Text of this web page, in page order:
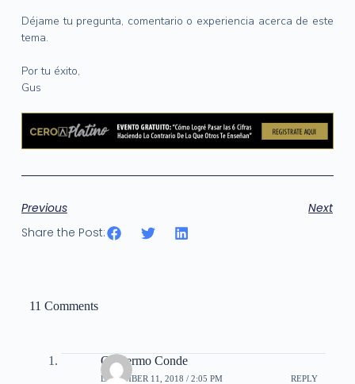
Déjame tu pregunta, comentario o experiencia acerca de este
tema.
Por tu éxito,
Gus
Previous
Next
Share the Post:
11 Comments
Guillermo Conde
DECEMBER 11, 2018 / 2:05 PM REPLY